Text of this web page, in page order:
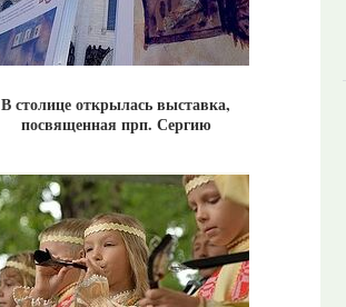
В столице открылась выставка,
посвященная прп. Сергию